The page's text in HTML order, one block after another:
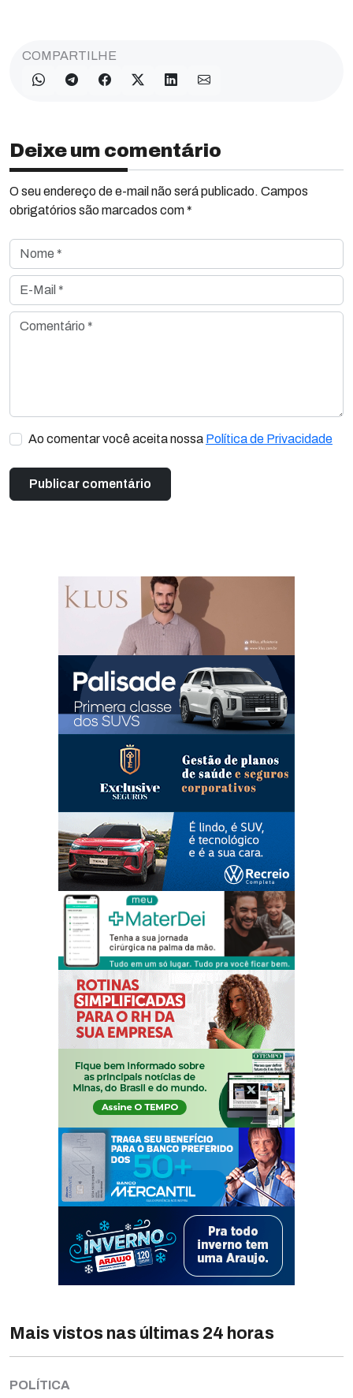
COMPARTILHE
Deixe um comentário
O seu endereço de e-mail não será publicado. Campos
obrigatórios são marcados com *
Nome *
E-Mail *
Comentário *
Ao comentar você aceita nossa Política de Privacidade
Mais vistos nas últimas 24 horas
POLÍTICA